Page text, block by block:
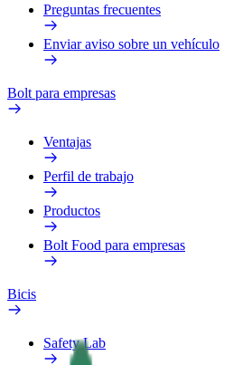
Preguntas frecuentes
Enviar aviso sobre un vehículo
Bolt para empresas
Ventajas
Perfil de trabajo
Productos
Bolt Food para empresas
Bicis
Safety Lab